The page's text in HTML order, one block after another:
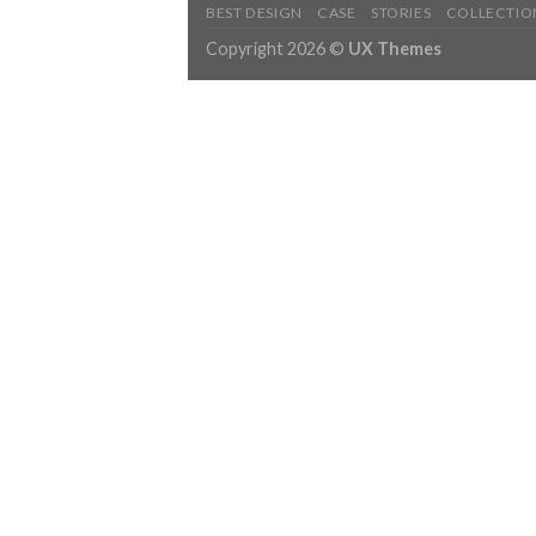
BEST DESIGN CASE STORIES
Copyright 2026 © UX Themes